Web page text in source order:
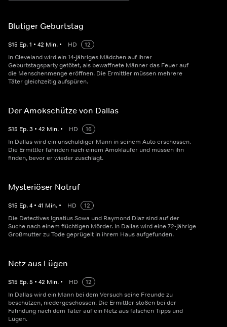
Blutiger Geburtstag
S15 Ep.1 • 42 Min. • HD
12
In Cleveland wird ein 14-jähriges Mädchen auf ihrer
Geburtstagsparty getötet, als bewaffnete Männer das Feuer auf
die Menschenmenge eröffnen. Die Ermittler müssen mehrere
Täter gleichzeitig aufspüren.
Der Amokschütze von Dallas
S15 Ep.3 • 42 Min. • HD
16
In Dallas wird ein unschuldiger Mann in seinem Auto erschossen.
Die Ermittler fahnden nach einem Amokläufer und müssen ihn
finden, bevor er wieder zuschlägt.
Mysteriöser Notruf
S15 Ep.4 • 41 Min. • HD
12
Die Detectives Ignatius Sowa und Raymond Diaz sind auf der
Suche nach einem flüchtigen Mörder. In Dallas wird eine 72-jährige
Großmutter zu Tode geprügelt in ihrem Haus aufgefunden.
Netz aus Lügen
S15 Ep.5 • 42 Min. • HD
12
In Dallas wird ein Mann bei dem Versuch seine Freunde zu
beschützen, niedergeschossen. Die Ermittler stoßen bei der
Fahndung nach dem Täter auf ein Netz aus falschen Tipps und
Lügen.